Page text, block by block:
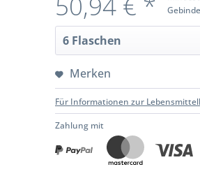
Merken
Für Informationen zur
Zahlung mit